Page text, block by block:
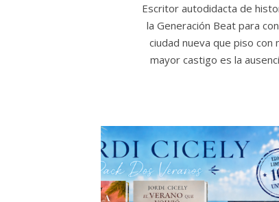
Escritor autodidacta de
la Generación Beat para
ciudad nueva que piso con
mayor castigo es la